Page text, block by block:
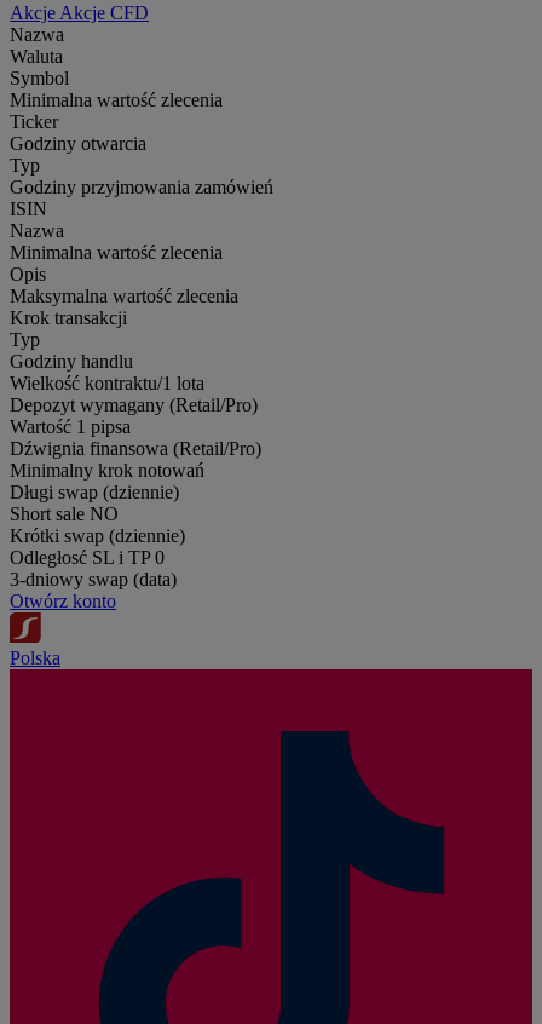
Akcje Akcje CFD
Nazwa
Waluta
Symbol
Minimalna wartość zlecenia
Ticker
Godziny otwarcia
Typ
Godziny przyjmowania zamówień
ISIN
Nazwa
Minimalna wartość zlecenia
Opis
Maksymalna wartość zlecenia
Krok transakcji
Typ
Godziny handlu
Wielkość kontraktu/1 lota
Depozyt wymagany (Retail/Pro)
Wartość 1 pipsa
Dźwignia finansowa (Retail/Pro)
Minimalny krok notowań
Długi swap (dziennie)
Short sale NO
Krótki swap (dziennie)
Odległosć SL i TP 0
3-dniowy swap (data)
Otwórz konto
Polska